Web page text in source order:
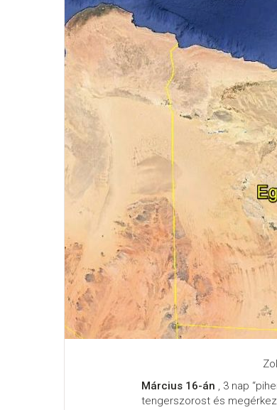
Március 16-án , 3 nap
tengerszorost és